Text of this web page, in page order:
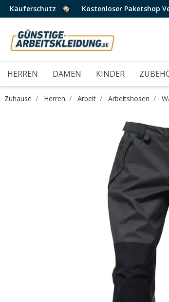
Käuferschutz Kostenloser Paketshop
HERREN DAMEN KINDER
Zuhause Herren Arbeit Arbeitshosen